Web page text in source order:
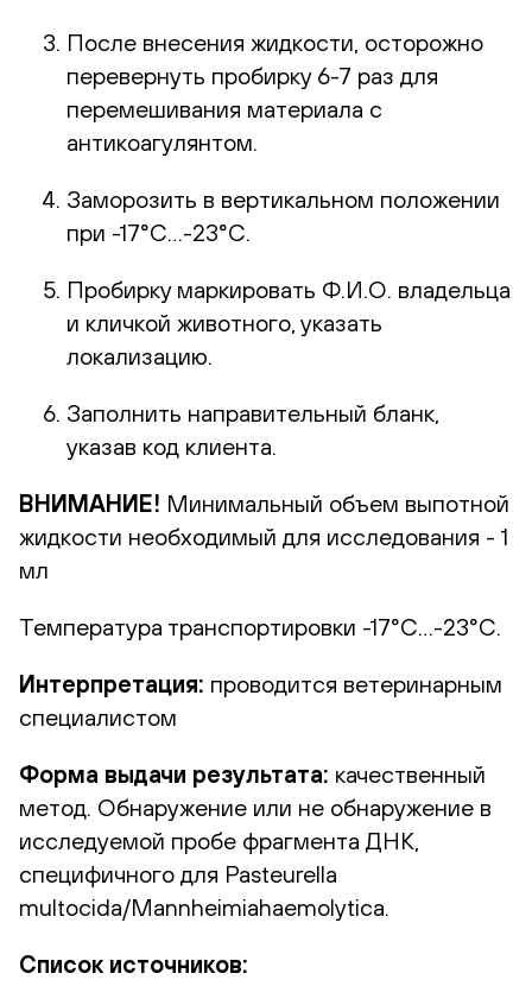
После внесения жидкости, осторожно
перевернуть пробирку 6-7 раз для
перемешивания материала с
антикоагулянтом.
Заморозить в вертикальном положении
при -17°С…-23°С.
Пробирку маркировать Ф.И.О. владельца
и кличкой животного, указать
локализацию.
Заполнить направительный бланк,
указав код клиента.
ВНИМАНИЕ! Минимальный объем выпотной
жидкости необходимый для исследования - 1
мл
Температура транспортировки -17°С…-23°С.
Интерпретация: проводится ветеринарным
специалистом
Форма выдачи результата: качественный
метод. Обнаружение или не обнаружение в
исследуемой пробе фрагмента ДНК,
специфичного для Pasteurella
multocida/Mannheimiahaemolytica.
Список источников: